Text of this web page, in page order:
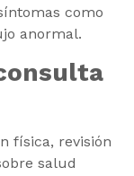
como
anormal.
física, revisión
salud